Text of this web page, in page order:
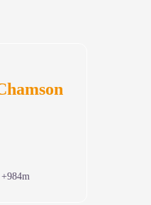
+984m